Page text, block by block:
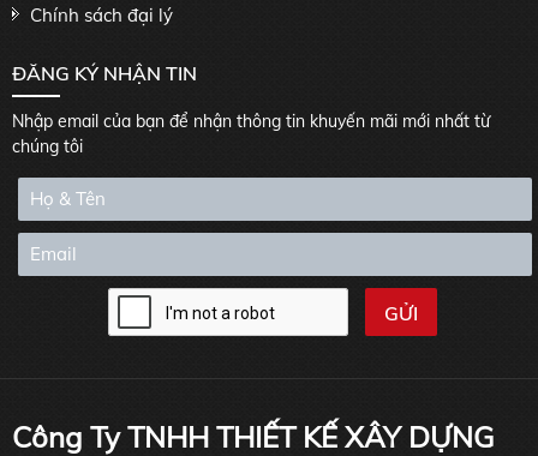
Chính sách đại lý
ĐĂNG KÝ NHẬN TIN
Nhập email của bạn để nhận thông tin khuyến mãi mới nhất từ
chúng tôi
Công Ty TNHH THIẾT KẾ XÂY DỰNG